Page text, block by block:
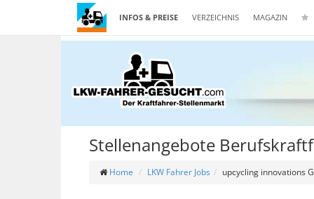
INFOS & PREISE VERZEICHNIS MAGAZIN
Stellenangebote
Home LKW Fahrer Jobs upcycling innovations